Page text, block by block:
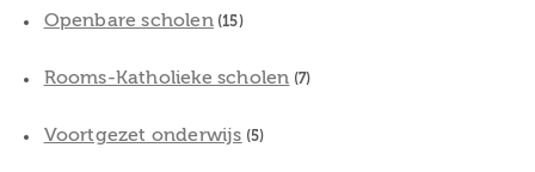
Openbare scholen(15)
Rooms-Katholieke scholen (7)
Voortgezet onderwijs (5)